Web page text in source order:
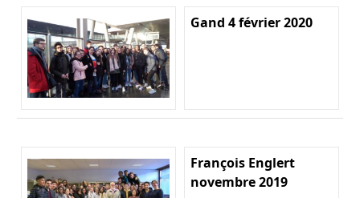
Gand 4 février 2020
François Englert
novembre 2019